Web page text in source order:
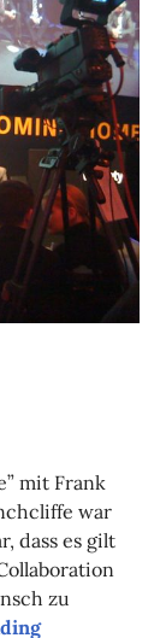
mit Frank
war
dass es gilt
zu